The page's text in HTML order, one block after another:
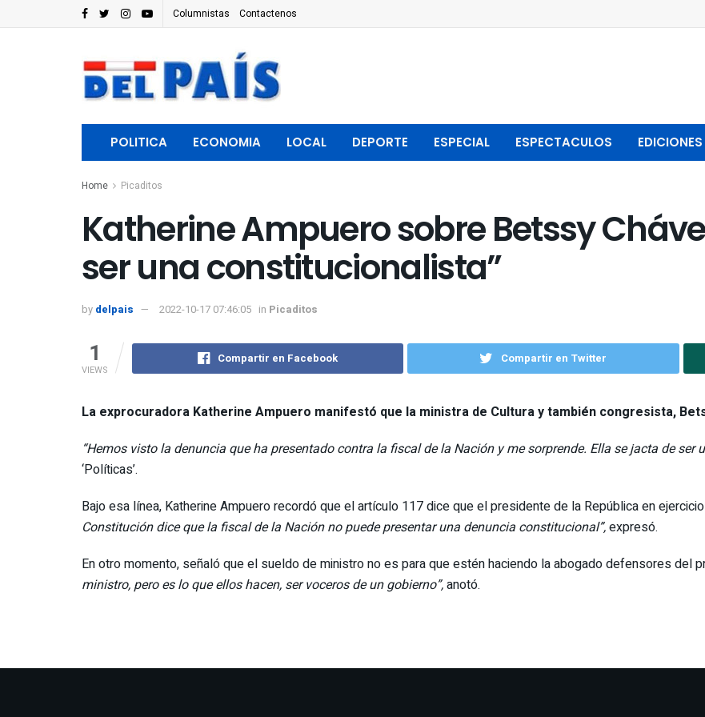
Columnistas Contactenos
POLITICA ECONOMIA LOCAL DEPORTE ESPECIAL ESPECTACULOS
Home Picaditos
Katherine Ampuero sobre Betssy
ser una constitucionalista”
by delpais 2022-10-17 07:46:05 in Picaditos
1
VIEWS
Compartir en Facebook Compartir en Twitter
La exprocuradora Katherine Ampuero manifestó que la ministra de Cultura y también congresista,
“Hemos visto la denuncia que ha presentado contra la fiscal de la Nación y me sorprende. Ella se jacta de ser
‘Políticas’.
Bajo esa línea, Katherine Ampuero recordó que el artículo 117 dice que el presidente de la República en
Constitución dice que la fiscal de la Nación no puede presentar una denuncia constitucional”,expresó.
En otro momento, señaló que el sueldo de ministro no es para que estén haciendo la abogado defensores del
ministro, pero es lo que ellos hacen, ser voceros de un gobierno”,anotó.